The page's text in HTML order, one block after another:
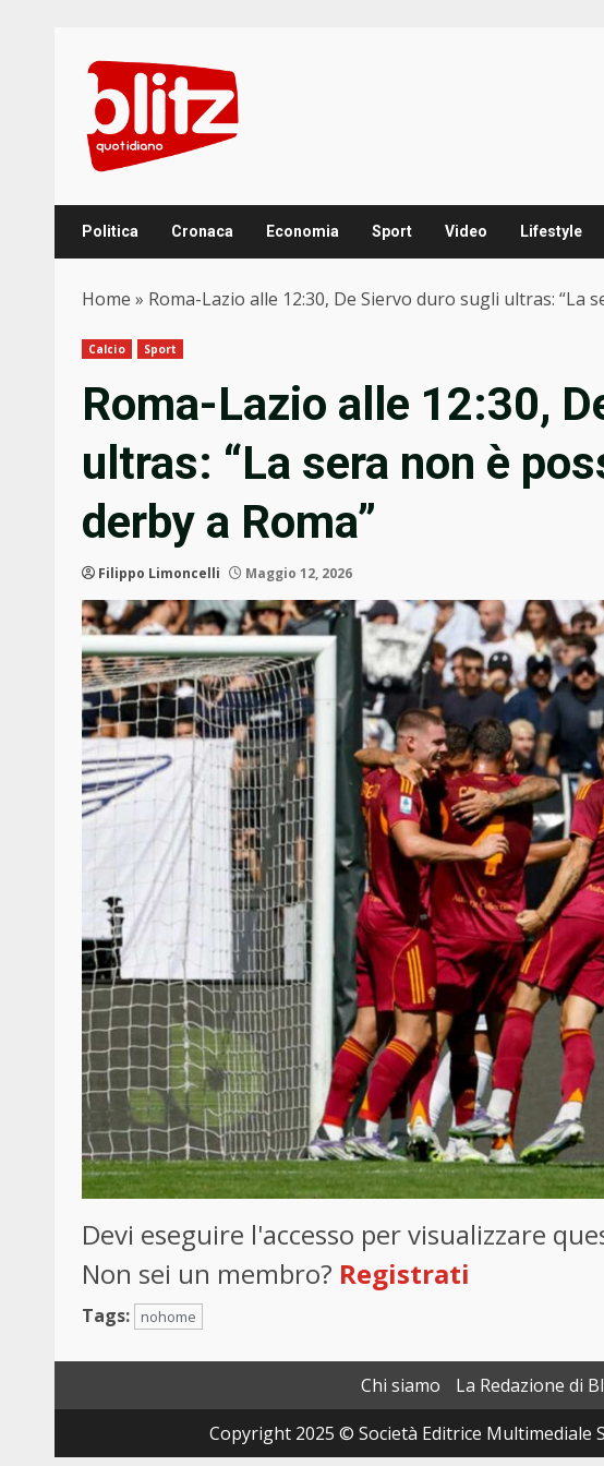
content
Politica Cronaca Economia Sport Video Lifestyle
Home » Roma-Lazio alle 12:30, De Siervo duro sugli ultras: “La
Calcio Sport
Roma-Lazio alle 12:30,
ultras: “La sera non è
derby a Roma”
Filippo Limoncelli Maggio 12, 2026
Devi eseguire l'accesso per visualizzare
Non sei un membro? Registrati
Tags: nohome
Chi siamo La Redazione di
Copyright 2025 © Società Editrice Multimediale